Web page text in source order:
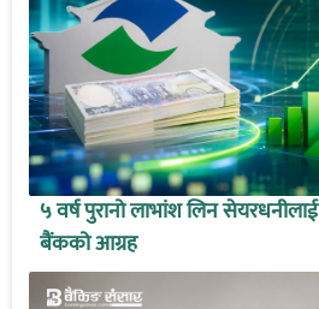
५ वर्ष पुरानो लाभांश लिन
बैंकको आग्रह